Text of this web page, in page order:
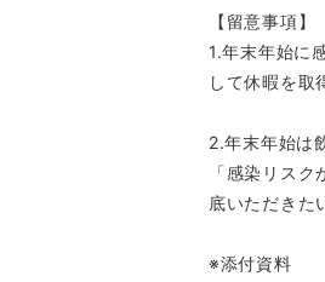
【留意事項】
1.年末年始に
して休暇を取
2.年末年始は
「感染リス
底いただきた
※添付資料